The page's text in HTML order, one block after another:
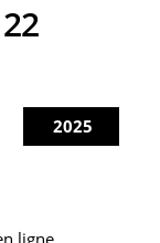
2025
ligne